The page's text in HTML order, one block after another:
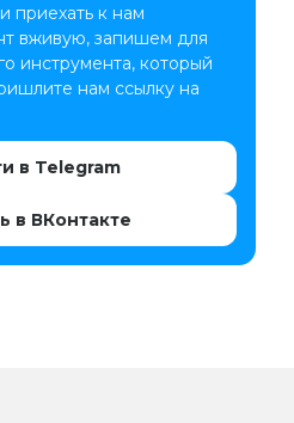
приехать к нам
вживую, запишем для
инструмента, который
нам ссылку на
в Telegram
в ВКонтакте